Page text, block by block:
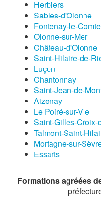
Herbiers
Sables-d'Olonne
Fontenay-le-Comte
Olonne-sur-Mer
Château-d'Olonne
Saint-Hilaire-de-
Luçon
Chantonnay
Saint-Jean-de-
Aizenay
Le Poiré-sur-Vie
Saint-Gilles-Croix-
Talmont-Saint-
Mortagne-sur-
Essarts
Formations agréées